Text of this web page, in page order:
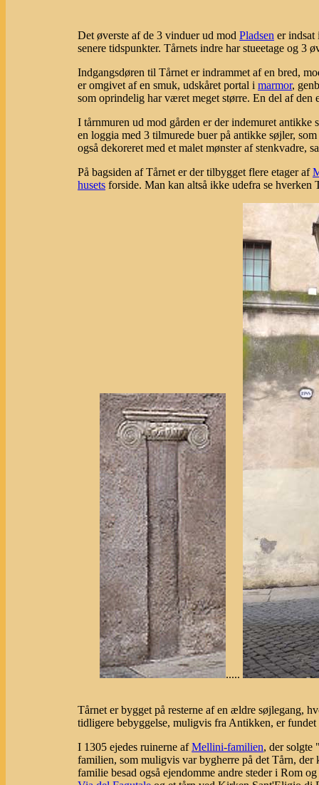
Det øverste af de 3 vinduer ud mod Pladsen er indsat
senere tidspunkter. Tårnets indre har stueetage og 3
Indgangsdøren til Tårnet er indrammet af en bred,
er omgivet af en smuk, udskåret portal i marmor,
som oprindelig har været meget større. En del af
I tårnmuren ud mod gården er der indemuret
en loggia med 3 tilmurede buer på antikke søjler,
også dekoreret med et malet mønster af stenkvadre,
På bagsiden af Tårnet er der tilbygget flere etager af
husets forside. Man kan altså ikke udefra se hverken
.....
Tårnet er bygget på resterne af en ældre søjlegang,
tidligere bebyggelse, muligvis fra Antikken, er fundet
I 1305 ejedes ruinerne afMellini-familien, der solgte
familien, som muligvis var bygherre på det Tårn, der
familie besad også ejendomme andre steder i Rom